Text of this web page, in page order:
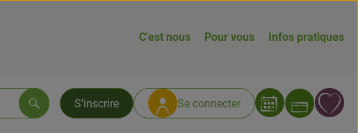
C'est nous Pour vous Infos pratiques
S’inscrire Se connecter
Rechercher